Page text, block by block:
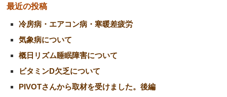
最近の投稿
冷房病・エアコン病・寒暖差疲労
気象病について
概日リズム睡眠障害について
ビタミンD欠乏について
PIVOTさんから取材を受けました。後編